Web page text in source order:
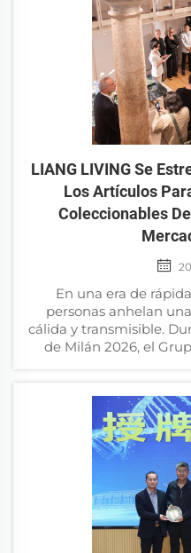
LIANG LIVING Se
Los Artículos
Coleccionables
En una era de
personas anhelan
cálida y transmisible.
de Milán 2026, el
Bajo